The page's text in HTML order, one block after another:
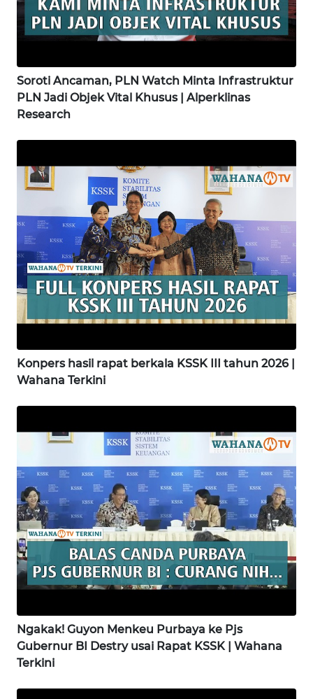
Soroti Ancaman, PLN Watch Minta Infrastruktur
PLN Jadi Objek Vital Khusus | Alperklinas
Research
Konpers hasil rapat berkala KSSK III tahun 2026 |
Wahana Terkini
Ngakak! Guyon Menkeu Purbaya ke Pjs
Gubernur BI Destry usai Rapat KSSK | Wahana
Terkini
WN
GORONTALO
WN
SULUT
MALUKU
WN
MALUT
WN
DAIRI
WN
DANAU
WN
NIAS
TAPANULI
SELATAN
WN
TANJUNG
WN
WN
SIMALUNGUN
WN